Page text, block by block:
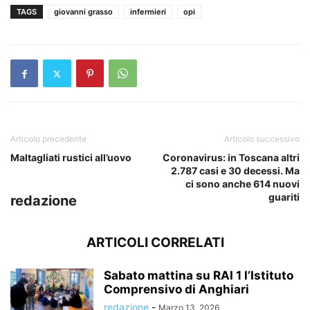
TAGS giovanni grasso infermieri opi
Articolo precedente
Maltagliati rustici all’uovo
Articolo successivo
Coronavirus: in Toscana altri
2.787 casi e 30 decessi. Ma
ci sono anche 614 nuovi
guariti
redazione
ARTICOLI CORRELATI
Sabato mattina su RAI 1 l’Istituto
Comprensivo di Anghiari
redazione - Marzo 13, 2026